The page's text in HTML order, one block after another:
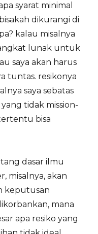
syarat minimal
dikurangi di
kalau misalnya
lunak untuk
saya akan harus
tuntas. resikonya
saya sebatas
tidak mission-
bisa
dasar ilmu
misalnya, akan
keputusan
mana
apa resiko yang